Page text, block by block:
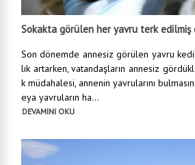
Sokakta görülen her yavru terk edilmiş
Son dönemde annesiz görülen yavru
lık artarken, vatandaşların annesiz
k müdahalesi, annenin yavrularını
eya yavruların ha...
DEVAMINI OKU